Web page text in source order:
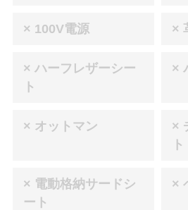
× 100V電源 ×
× ハーフレザーシー
ト
×
× オットマン
×
ト
× 電動格納サードシ
ート
×